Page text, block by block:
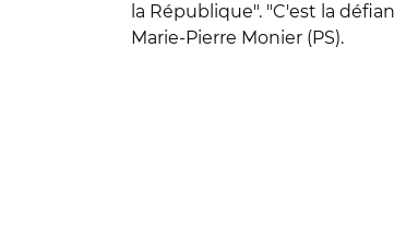
la République". "C'est la
Marie-Pierre Monier (PS).